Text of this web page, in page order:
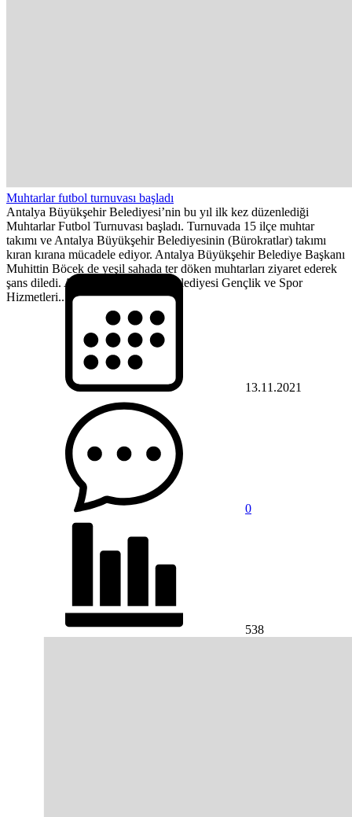
Muhtarlar futbol turnuvası başladı
Antalya Büyükşehir Belediyesi’nin bu yıl ilk kez düzenlediği
Muhtarlar Futbol Turnuvası başladı. Turnuvada 15 ilçe muhtar
takımı ve Antalya Büyükşehir Belediyesinin (Bürokratlar) takımı
kıran kırana mücadele ediyor. Antalya Büyükşehir Belediye Başkanı
Muhittin Böcek de yeşil sahada ter döken muhtarları ziyaret ederek
şans diledi. Antalya Büyükşehir Belediyesi Gençlik ve Spor
Hizmetleri...
13.11.2021
0
538